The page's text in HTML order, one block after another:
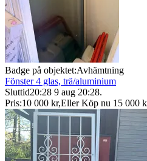
Badge på objektet:Avhämtning
Fönster 4 glas, trä/aluminium
Sluttid20:28 9 aug 20:28.
Pris:10 000 kr,Eller Köp nu 15 000